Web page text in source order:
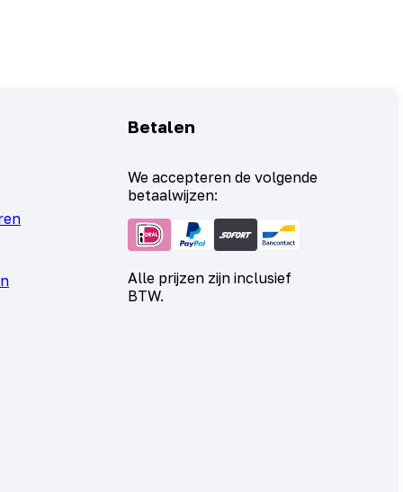
Betalen
We accepteren de volgende
betaalwijzen:
Alle prijzen zijn inclusief
BTW.